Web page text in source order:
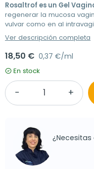
Rosaltrof es un Gel
regenerar la mucosa
vulvar como en al
Ver descripción completa
18,50 € 0,37 €/ml
En stock